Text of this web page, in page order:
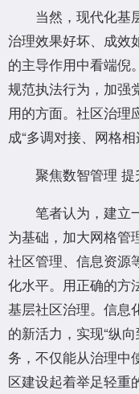
当然，现代化基
治理效果好坏、成效
的主导作用中看端倪
规范执法行为，加强
用的方面。社区治理
成“多调对接、网格
聚焦数智管理 提
笔者认为，建立
为基础，加大网格管
社区管理、信息资源
化水平。用正确的方
基层社区治理。信息
的新活力，实现“纵
务，不仅能从治理中
区建设起着举足轻重